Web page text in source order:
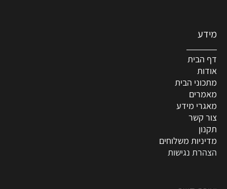
מידע
דף הבית
אודות
מתכוני הבית
מאמרים
מאגרי מידע
צור קשר
תקנון
מדיניות משלוחים
הצהרת נגישות